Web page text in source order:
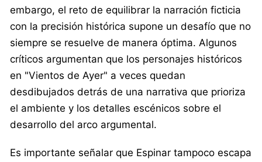
embargo, el reto de equilibrar la narración ficticia
con la precisión histórica supone un desafío que no
siempre se resuelve de manera óptima. Algunos
críticos argumentan que los personajes históricos
en "Vientos de Ayer" a veces quedan
desdibujados detrás de una narrativa que prioriza
el ambiente y los detalles escénicos sobre el
desarrollo del arco argumental.
Es importante señalar que Espinar tampoco escapa